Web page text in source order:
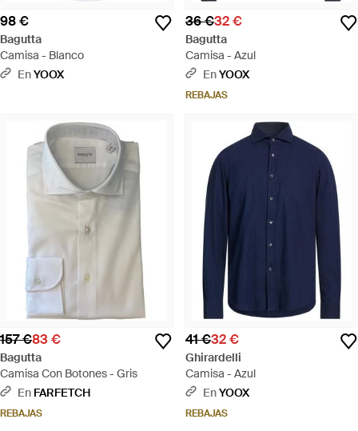
98 €
Bagutta
Camisa - Blanco
EnYOOX
36 €32 €
Bagutta
Camisa - Azul
EnYOOX
REBAJAS
157 €83 €
Bagutta
Camisa Con Botones - Gris
En FARFETCH
REBAJAS
41 €32 €
Ghirardelli
Camisa - Azul
EnYOOX
REBAJAS